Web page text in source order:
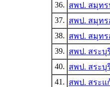
36. สพป. สมุทร
37. สพป. สมุทร
38. สพป. สมุทร
39. สพป. สระบุ
40. สพป. สระบุ
41. สพป. สระแ